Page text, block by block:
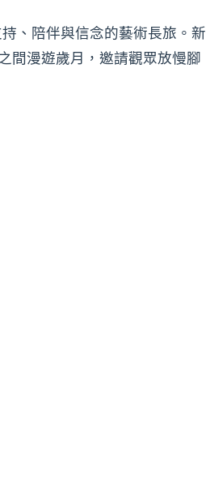
、陪伴與信念的藝術長旅。新
間漫遊歲月，邀請觀眾放慢腳